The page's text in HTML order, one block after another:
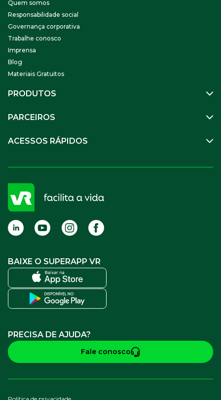
Quem somos
Responsabilidade social
Governança corporativa
Trabalhe conosco
Imprensa
Blog
Materiais Gratuitos
PRODUTOS
Benefícios
Soluções Financeiras
Compre Online
PARCEIROS
Parceiro VR
APP VR Estabelecimentos
ACESSOS RÁPIDOS
Sou empresa
FAQ
Termos de Uso
BAIXE O SUPERAPP VR
PRECISA DE AJUDA?
Fale conosco